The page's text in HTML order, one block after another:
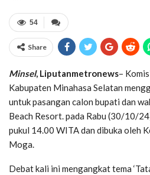
54
Share
Minsel, Liputanmetronews–
Kabupaten Minahasa Selatan
untuk pasangan calon bupati dan
Beach Resort. pada Rabu (30/10/
pukul 14.00 WITA dan dibuka oleh
Moga.
Debat kali ini mengangkat tema